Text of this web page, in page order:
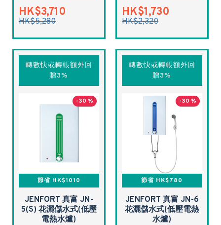
HK$3,710
HK$5,280
HK$1,730
HK$2,320
轉數快或轉帳額外回
贈3%
-30 %
節省 HK$1010
JENFORT 真富 JN-
5(S) 花灑儲水式(低壓
電熱水爐)
轉數快或轉帳額外回
贈3%
-30 %
節省 HK$780
JENFORT 真富 JN-6
花灑儲水式(低壓電熱
水爐)